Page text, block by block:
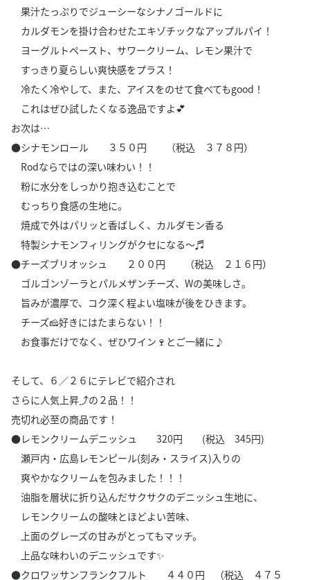
果汁たっぷりでジューシーなシナノゴールドに
カルダモンを掛け合わせたエキゾチックなアップルパイ！
ヨーグルトペースト、サワークリーム、レモン果汁で
すっきり夏らしい爽快感をプラス！
冷たく冷やして、また、アイスをのせて食べてもgood！
これはぜひ試したくなる逸品ですよ💕
お次は…
●シナモンロール ３５０円 （税込 ３７８円）
Rodならではの深い味わい！！
粉に水分をしっかり抱き込むことで
むっちり食感の生地に。
焼成で外はパリッと香ばしく、カルダモン香る
特製シナモンフィリングがクセになる～♬
●チーズブリオッシュ ２００円 （税込 ２１６円）
ゴルゴンゾーラとパルメザンチーズ、Wの美味しさ。
旨みが濃厚で、コク深く程よい塩味が後をひきます。
チーズ🧀好きにはたまらない！！
お食事だけでなく、ぜひワイン🍷とご一緒に♪
そして、６／２６にテレビで紹介され
さらに人気上昇⤴の２品！！
売切れ必至の商品です！
●レモンクリームデニッシュ 320円 (税込 345円)
瀬戸内・広島レモンピール(刻み・スライス)入りの
爽やかなクリームを包みました！！！
油脂を層状に折り込んだサクサクのデニッシュ生地に、
レモンクリームの酸味とほどよい苦味、
上面のグレーズの甘みがとってもマッチ。
上品な味わいのデニッシュです✨
●クロワッサンフランクフルト ４４０円 （税込 ４７５